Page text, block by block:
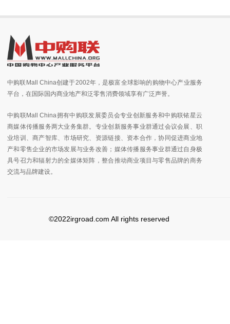
中购联Mall China创建于2002年，是极富全球影响的购物中心产业服务
平台，在国际国内商业地产和泛零售消费领域享有广泛声誉。
中购联Mall China拥有中购联发展委员会专业创新服务和中购联铱星云
商媒体传播服务两大业务集群。专业创新服务事业群通过会议会展、职
业培训、商产智库、市场研究、资源链接、资本合作，协同促进商业地
产和零售企业的市场发展与业务改善；媒体传播服务事业群通过自身极
具号召力和辐射力的全媒体矩阵，整合推动商业项目与零售品牌的商务
交流与品牌建设。
©2022irgroad.com All rights reserved